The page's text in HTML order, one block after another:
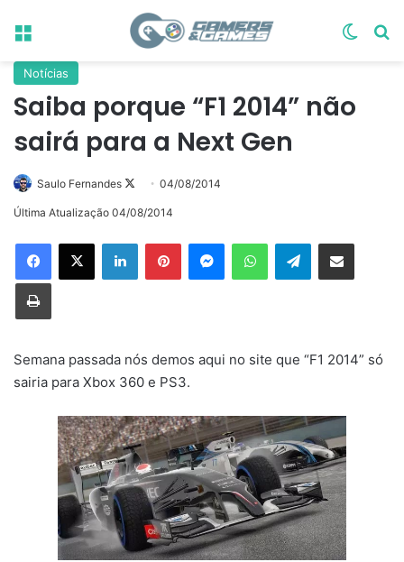
Menu
Notícias
Saiba porque “F1 2014” não
sairá para a Next Gen
Saulo Fernandes
Follow
on
04/08/2014
Última Atualização 04/08/2014
LinkedinPinterestMessengerWhatsAppTelegramCompartilhar via e-mail
Imprimir
Semana passada nós demos aqui no site que “F1 2014” só
sairia para Xbox 360 e PS3.